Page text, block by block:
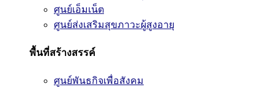
ศูนย์เอ็มเน็ต
ศูนย์ส่งเสริมสุขภาวะผู้สูงอายุ
พื้นที่สร้างสรรค์
ศูนย์พันธกิจเพื่อสังคม